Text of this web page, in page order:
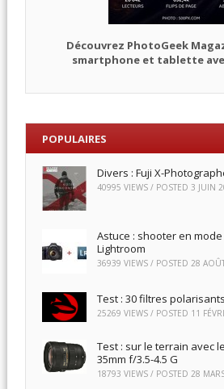
Découvrez PhotoGeek
smartphone et tablette
POPULAIRES
Divers : Fuji X-
40995 VIEWS / POSTED 3 JUIN
Astuce : shooter en
Lightroom
36939 VIEWS / POSTED 28
Test : 30 filtres
25269 VIEWS / POSTED 11
Test : sur le terrain avec
35mm f/3.5-4.5 G
18793 VIEWS / POSTED 28